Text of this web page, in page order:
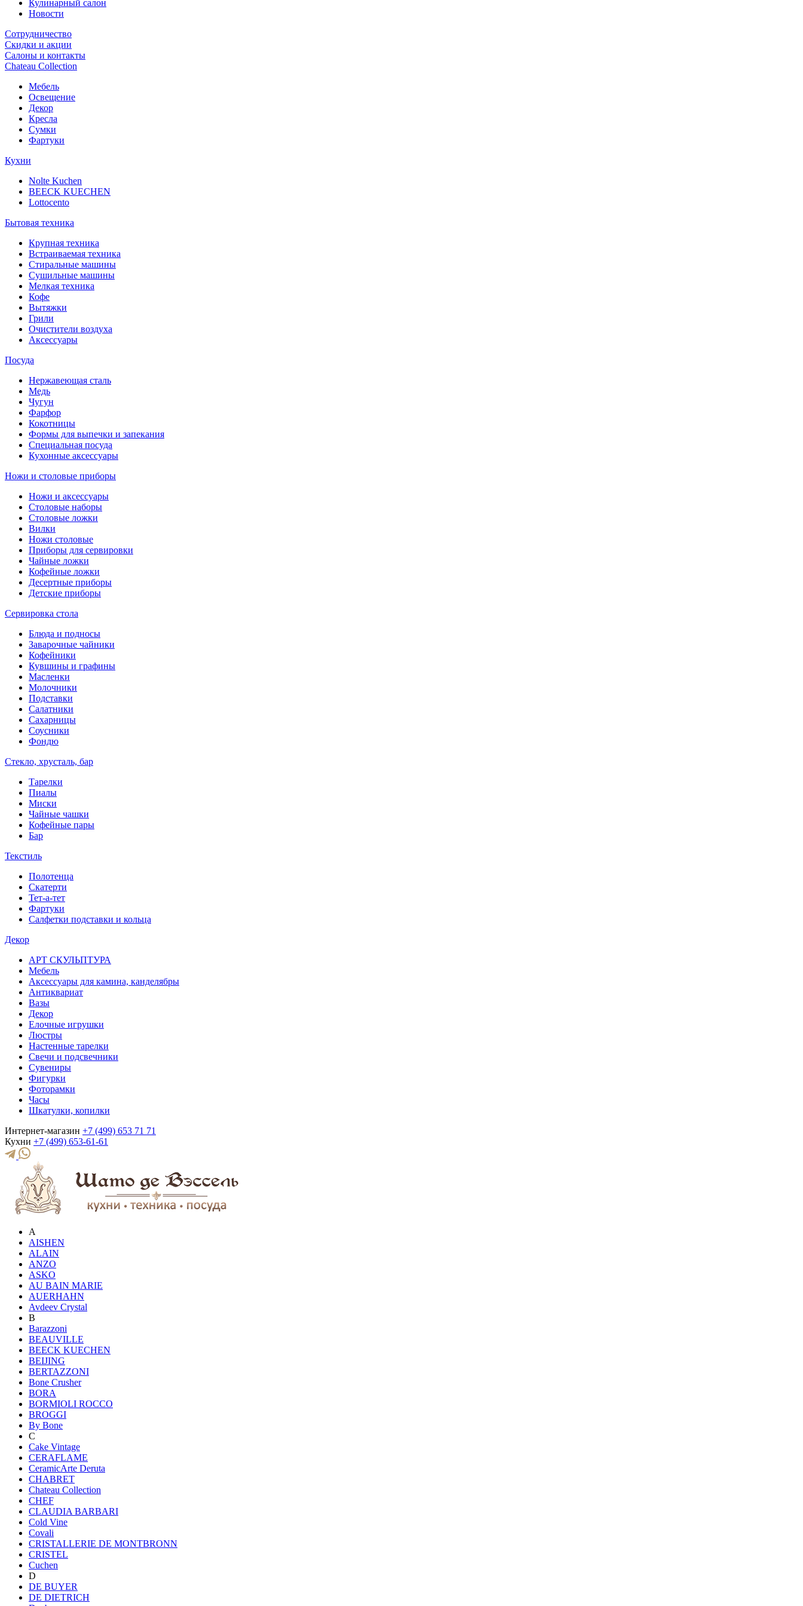
Кулинарный салон
Новости
Сотрудничество
Скидки и акции
Салоны и контакты
Chateau Collection
Мебель
Освещение
Декор
Кресла
Сумки
Фартуки
Кухни
Nolte Kuchen
BEECK KUECHEN
Lottocento
Бытовая техника
Крупная техника
Встраиваемая техника
Стиральные машины
Сушильные машины
Мелкая техника
Кофе
Вытяжки
Грили
Очистители воздуха
Аксессуары
Посуда
Нержавеющая сталь
Медь
Чугун
Фарфор
Кокотницы
Формы для выпечки и запекания
Специальная посуда
Кухонные аксессуары
Ножи и столовые приборы
Ножи и аксессуары
Столовые наборы
Столовые ложки
Вилки
Ножи столовые
Приборы для сервировки
Чайные ложки
Кофейные ложки
Десертные приборы
Детские приборы
Сервировка стола
Блюда и подносы
Заварочные чайники
Кофейники
Кувшины и графины
Масленки
Молочники
Подставки
Салатники
Сахарницы
Соусники
Фондю
Стекло, хрусталь, бар
Тарелки
Пиалы
Миски
Чайные чашки
Кофейные пары
Бар
Текстиль
Полотенца
Скатерти
Тет-а-тет
Фартуки
Салфетки подставки и кольца
Декор
АРТ СКУЛЬПТУРА
Мебель
Аксессуары для камина, канделябры
Антиквариат
Вазы
Декор
Елочные игрушки
Люстры
Настенные тарелки
Свечи и подсвечники
Сувениры
Фигурки
Фоторамки
Часы
Шкатулки, копилки
Интернет-магазин +7 (499) 653 71 71
Кухни +7 (499) 653-61-61
A
AISHEN
ALAIN
ANZO
ASKO
AU BAIN MARIE
AUERHAHN
Avdeev Crystal
B
Barazzoni
BEAUVILLE
BEECK KUECHEN
BEIJING
BERTAZZONI
Bone Crusher
BORA
BORMIOLI ROCCO
BROGGI
By Bone
C
Cake Vintage
CERAFLAME
CeramicArte Deruta
CHABRET
Chateau Collection
CHEF
CLAUDIA BARBARI
Cold Vine
Covali
CRISTALLERIE DE MONTBRONN
CRISTEL
Cuchen
D
DE BUYER
DE DIETRICH